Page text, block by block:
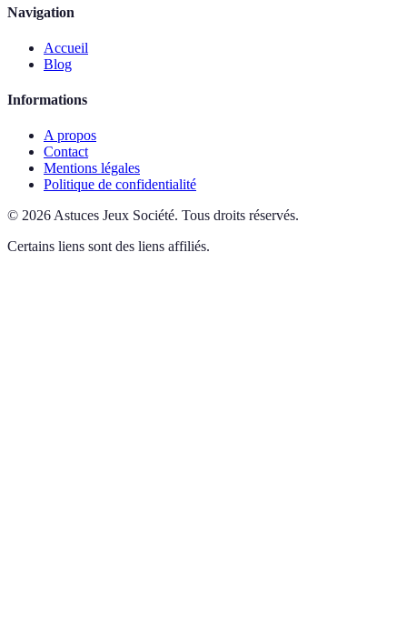
Navigation
Accueil
Blog
Informations
A propos
Contact
Mentions légales
Politique de confidentialité
© 2026Astuces Jeux Société. Tous droits réservés.
Certains liens sont des liens affiliés.